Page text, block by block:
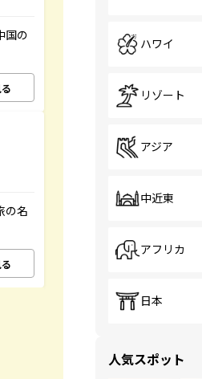
国の
の名
ハワイ
リゾート
アジア
中近東
アフリカ
日本
人気スポット